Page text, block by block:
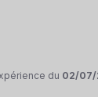
du 02/